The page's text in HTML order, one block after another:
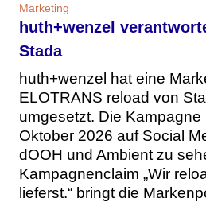
Marketing
huth+wenzel
Stada
huth+wenzel hat eine
ELOTRANS reload von
umgesetzt. Die Kampagne
Oktober 2026 auf Social
dOOH und Ambient zu
Kampagnenclaim „Wir
lieferst.“ bringt die